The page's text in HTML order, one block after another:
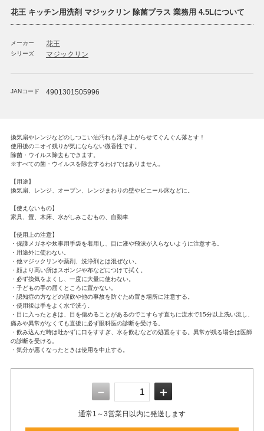
花王 キッチン用洗剤 マジックリン 除菌プラス 業務用 4.5Lについて
メーカー 花王
シリーズ マジックリン
JANコード 4901301505996
換気扇やレンジなどのしつこい油汚れも浮き上がらせてぐんぐん落とす！
使用後のニオイ残りが気にならない微香性です。
除菌・ウイルス除去もできます。
※すべての菌・ウイルスを除去するわけではありません。
【用途】
換気扇、レンジ、オーブン、レンジまわりの壁やビニール床などに。
【使えないもの】
家具、畳、木床、水がしみこむもの、自動車
【使用上の注意】
・保護メガネや炊事用手袋を着用し、目に液や飛沫が入らないように注意する。
・用途外に使わない。
・他マジックリンや薬剤、洗浄剤とは混ぜない。
・顔より高い所はスポンジや布などにつけて拭く。
・必ず換気をよくし、一度に大量に使わない。
・子どもの手の届くところに置かない。
・認知症の方などの誤飲や他の事故を防ぐため置き場所に注意する。
・使用後は手をよく水で洗う。
・目に入ったときは、目を傷めることがあるのでこすらず直ちに流水で15分以上洗い流し、
痛みや異常がなくても直後に必ず眼科医の診断を受ける。
・飲み込んだ時は吐かずに口をすすぎ、水を飲むなどの処置をする。異常が残る場合は医師
の診断を受ける。
・気分が悪くなったときは使用を中止する。
－ ＋
通常1～3営業日以内に発送します